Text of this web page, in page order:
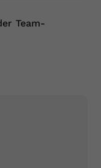
Team-